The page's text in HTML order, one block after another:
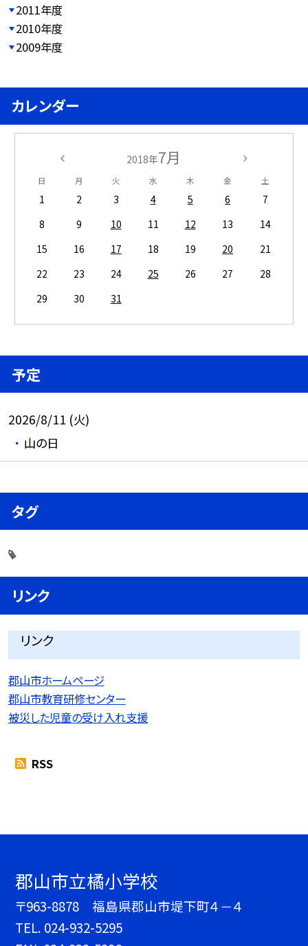
2011年度
2010年度
2009年度
カレンダー
2018年7月
日 月 火 水 木 金 土
1 2 3 4 5 6
7
8
9 10 11 12 13
14
15
16 17 18 19 20
21
22
23 24 25 26 27
28
29
30 31
予定
2026/8/11 (火)
山の日
タグ
リンク
リンク
郡山市ホームページ
郡山市教育研修センター
被災した児童の受け入れ支援
RSS
郡山市立橘小学校
〒963-8878 福島県郡山市堤下町４－４
TEL. 024-932-5295